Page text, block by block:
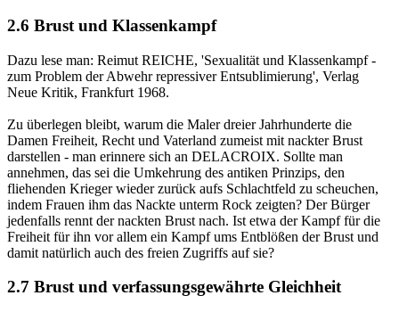
2.6 Brust und Klassenkampf
Dazu lese man: Reimut REICHE, 'Sexualität und Klassenkampf -
zum Problem der Abwehr repressiver Entsublimierung', Verlag
Neue Kritik, Frankfurt 1968.
Zu überlegen bleibt, warum die Maler dreier Jahrhunderte die
Damen Freiheit, Recht und Vaterland zumeist mit nackter Brust
darstellen - man erinnere sich an DELACROIX. Sollte man
annehmen, das sei die Umkehrung des antiken Prinzips, den
fliehenden Krieger wieder zurück aufs Schlachtfeld zu scheuchen,
indem Frauen ihm das Nackte unterm Rock zeigten? Der Bürger
jedenfalls rennt der nackten Brust nach. Ist etwa der Kampf für die
Freiheit für ihn vor allem ein Kampf ums Entblößen der Brust und
damit natürlich auch des freien Zugriffs auf sie?
2.7 Brust und verfassungsgewährte Gleichheit